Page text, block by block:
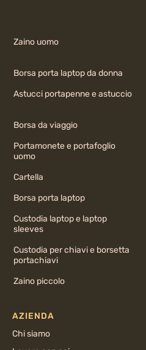
Zaino uomo
Borsa porta laptop da donna
Astucci portapenne e astuccio
Borsa da viaggio
Portamonete e portafoglio
uomo
Cartella
Borsa porta laptop
Custodia laptop e laptop
sleeves
Custodia per chiavi e borsetta
portachiavi
Zaino piccolo
AZIENDA
Chi siamo